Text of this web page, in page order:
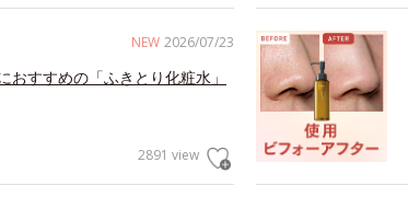
NEW 2026/07/23
すすめの「ふきとり化粧水」
2891 view